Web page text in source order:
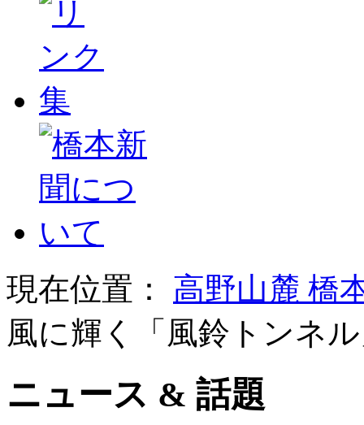
現在位置： 高野山麓 橋
風に輝く「風鈴トンネ
ニュース & 話題